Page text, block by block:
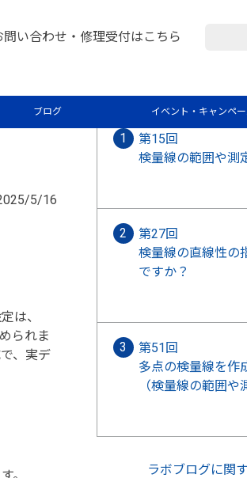
問い合わせ・修理受付はこちら
ブログ イベント・キャンペー
1
極
5/16
は、
られま
、実デ
第15回
検量線の範囲や測
第27回
検量線の直線性の
ですか？
第51回
多点の検量線を作
（検量線の範囲や
ラボブログに関